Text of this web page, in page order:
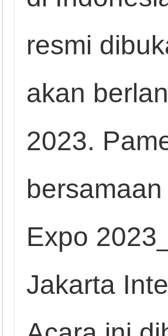
resmi
akan
2023.
Expo
Jakarta